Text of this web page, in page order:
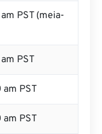
PST (meia-
PST
PST
PST